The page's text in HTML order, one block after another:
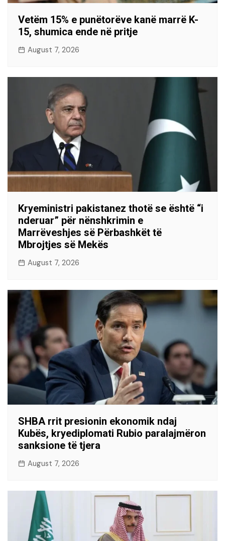
Vetëm 15% e punëtorëve kanë marrë K-
15, shumica ende në pritje
August 7, 2026
Kryeministri pakistanez thotë se është “i
nderuar” për nënshkrimin e
Marrëveshjes së Përbashkët të
Mbrojtjes së Mekës
August 7, 2026
SHBA rrit presionin ekonomik ndaj
Kubës, kryediplomati Rubio paralajmëron
sanksione të tjera
August 7, 2026